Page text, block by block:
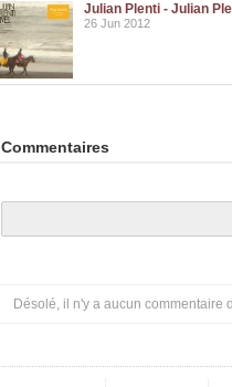
Julian Plenti - Julian
26 Jun 2012
Commentaires
Désolé, il n'y a aucun commentaire